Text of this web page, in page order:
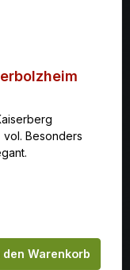
vol. Besonders
den Warenkorb